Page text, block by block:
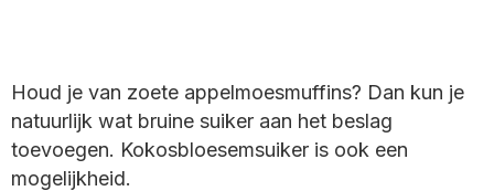
Houd je van zoete appelmoesmuffins? Dan kun je
natuurlijk wat bruine suiker aan het beslag
toevoegen. Kokosbloesemsuiker is ook een
mogelijkheid.